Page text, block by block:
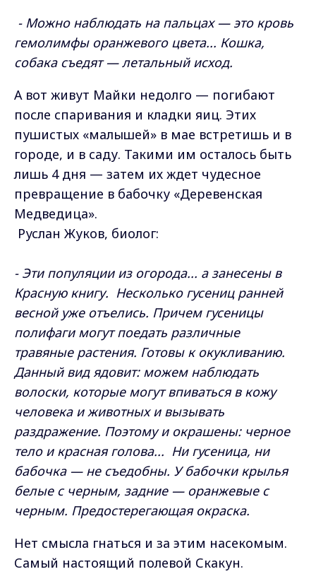
- Можно наблюдать на пальцах — это кровь
гемолимфы оранжевого цвета... Кошка,
собака съедят — летальный исход.
А вот живут Майки недолго — погибают
после спаривания и кладки яиц. Этих
пушистых «малышей» в мае встретишь и в
городе, и в саду. Такими им осталось быть
лишь 4 дня — затем их ждет чудесное
превращение в бабочку «Деревенская
Медведица».
Руслан Жуков, биолог:
- Эти популяции из огорода... а занесены в
Красную книгу. Несколько гусениц ранней
весной уже отъелись. Причем гусеницы
полифаги могут поедать различные
травяные растения. Готовы к окукливанию.
Данный вид ядовит: можем наблюдать
волоски, которые могут впиваться в кожу
человека и животных и вызывать
раздражение. Поэтому и окрашены: черное
тело и красная голова... Ни гусеница, ни
бабочка — не съедобны. У бабочки крылья
белые с черным, задние — оранжевые с
черным. Предостерегающая окраска.
Нет смысла гнаться и за этим насекомым.
Самый настоящий полевой Скакун.